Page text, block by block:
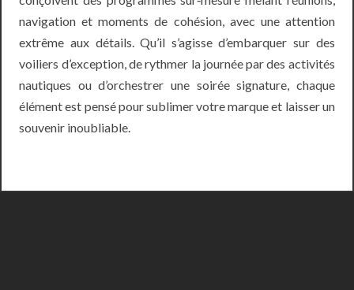
navigation et moments de cohésion, avec une attention
extrême aux détails. Qu’il s’agisse d’embarquer sur des
voiliers d’exception, de rythmer la journée par des activités
nautiques ou d’orchestrer une soirée signature, chaque
élément est pensé pour sublimer votre marque et laisser un
souvenir inoubliable.